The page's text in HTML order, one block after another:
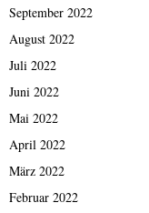
September 2022
August 2022
Juli 2022
Juni 2022
Mai 2022
April 2022
März 2022
Februar 2022